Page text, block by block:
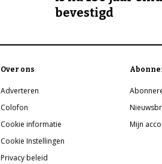
bevestigd
Over ons
Adverteren
Colofon
Cookie informatie
Cookie Instellingen
Privacy beleid
Mijn